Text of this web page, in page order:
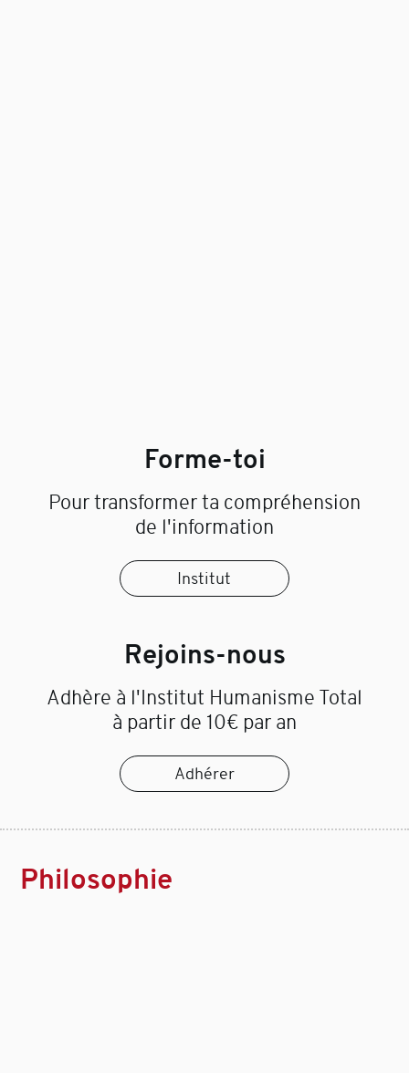
Forme-toi
Pour transformer ta compréhension
de l'information
Institut
Rejoins-nous
Adhère à l'Institut Humanisme Total
à partir de 10€ par an
Adhérer
Philosophie